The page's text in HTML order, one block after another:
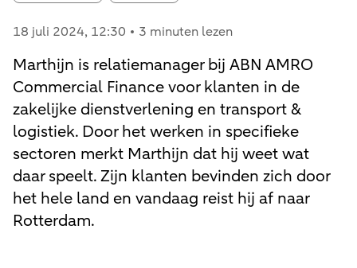
18 juli 2024, 12:30 3 minuten lezen
Marthijn is relatiemanager bij ABN AMRO
Commercial Finance voor klanten in de
zakelijke dienstverlening en transport &
logistiek. Door het werken in specifieke
sectoren merkt Marthijn dat hij weet wat
daar speelt. Zijn klanten bevinden zich door
het hele land en vandaag reist hij af naar
Rotterdam.